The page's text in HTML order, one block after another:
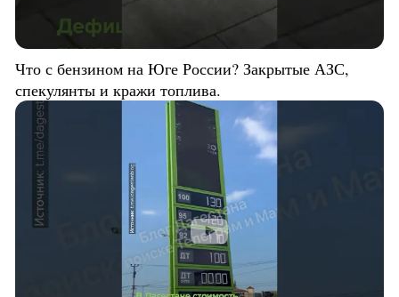
Что с бензином на Юге России? Закрытые АЗС,
спекулянты и кражи топлива.